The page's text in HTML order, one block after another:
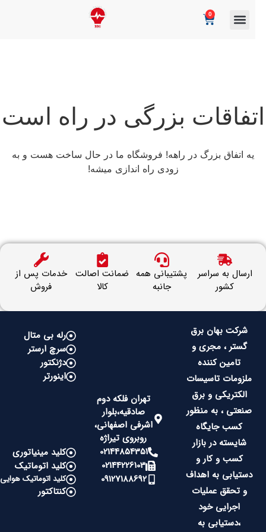
بزرگی در راه است
یه اتفاق بزرگ در راهه! فروشگاه ما در حال ساخت هست و به
زودی راه اندازی میشه!
ارسال به سراسر
کشور
پشتیبانی همه
جانبه
ضمانت اصالت
کالا
خدمات پس از
فروش
شرکت بهان برق
گستر ، مجری و
تامین کننده
ملزومات تاسیسات
الکتریکی و برق
صنعتی ، به منظور
کسب جایگاه
شایسته در بازار
کسب و کار و
دستیابی به اهداف
و تحقق عملیات
اجرایی خود
،دستیابی به
تهران فلکه دوم
صادقیه،بلوار
اشرفی اصفهانی،
روبروی تیراژه
02144854351
02144226103
09127188692
رله بی متال
سرچ ارستر
دژنکتور
اینورتر
کلید مینیاتوری
کلید اتوماتیک
کلید اتوماتیک هوایی
کنتاکتور